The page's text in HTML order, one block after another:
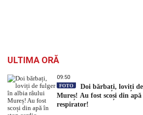
ULTIMA ORĂ
09:50
FOTO
Doi bărbați, loviți
Mureș! Au fost scoși din
respirator!